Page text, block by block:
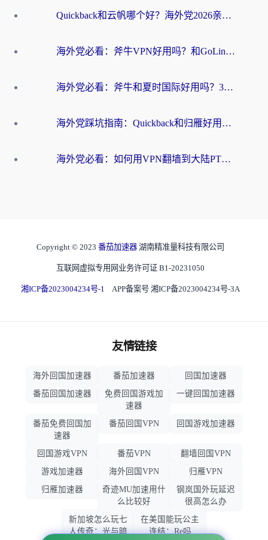
Quickback和云帆哪个好？海外党2026亲测指南：选对加速器大陆工具，无缝刷国内剧玩国服
海外党必看：斧牛VPN好用吗？和GoLinkVPN对比哪个回国效果更好？
海外党必看：斧牛和夏时国际好用吗？3步选对回国加速器，无缝刷国内资源
海外党踩坑指南：Quickback和归雁好用吗？选对加速器才能无缝刷国内资源
海外党必看：如何用VPN翻墙到大陆PTT？一篇解决你所有回国加速痛点
Copyright © 2023 番茄加速器 湖南精准量科技有限公司
互联网虚拟专用网业务许可证 B1-20231050
湘ICP备2023004234号-1 APP备案号 湘ICP备2023004234号-3A
友情链接
海外回国加速器 番茄加速器
回国加速器
番茄回国加速器
免费回国游戏加
速器
一键回国加速器
番茄免费回国加
速器
番茄回国VPN 回国游戏加速器
回国游戏VPN 番茄VPN
翻墙回国VPN
游戏加速器
海外回国VPN
归雁VPN
归雁加速器
奇迹MU加速用什
么比较好
钢岚国外玩延迟
很高怎么办
新加坡怎么玩七
人传奇：光与暗
在美国能玩公主
连结：Re吗